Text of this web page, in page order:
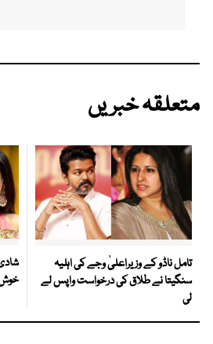
متعلقہ خبریں
تامل ناڈو کے وزیراعلیٰ وجے کی اہلیہ
سنگیتا نے طلاق کی درخواست واپس لے
لی
خوش